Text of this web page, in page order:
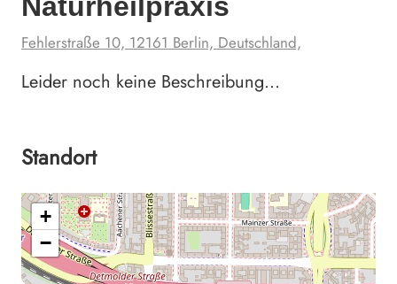
Fehlerstraße 10, 12161 Berlin, Deutschland,
Leider noch keine Beschreibung…
Standort
+
−